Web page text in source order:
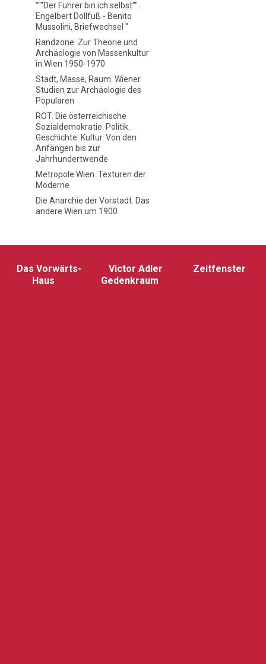
"""Der Führer bin ich selbst"".
Engelbert Dollfuß - Benito
Mussolini, Briefwechsel "
Randzone. Zur Theorie und
Archäologie von Massenkultur
in Wien 1950-1970
Stadt, Masse, Raum. Wiener
Studien zur Archäologie des
Popularen
ROT. Die österreichische
Sozialdemokratie. Politik.
Geschichte. Kultur. Von den
Anfängen bis zur
Jahrhundertwende
Metropole Wien. Texturen der
Moderne
Die Anarchie der Vorstadt. Das
andere Wien um 1900
Das Vorwärts-
Haus
Victor Adler
Gedenkraum
Zeitfenster